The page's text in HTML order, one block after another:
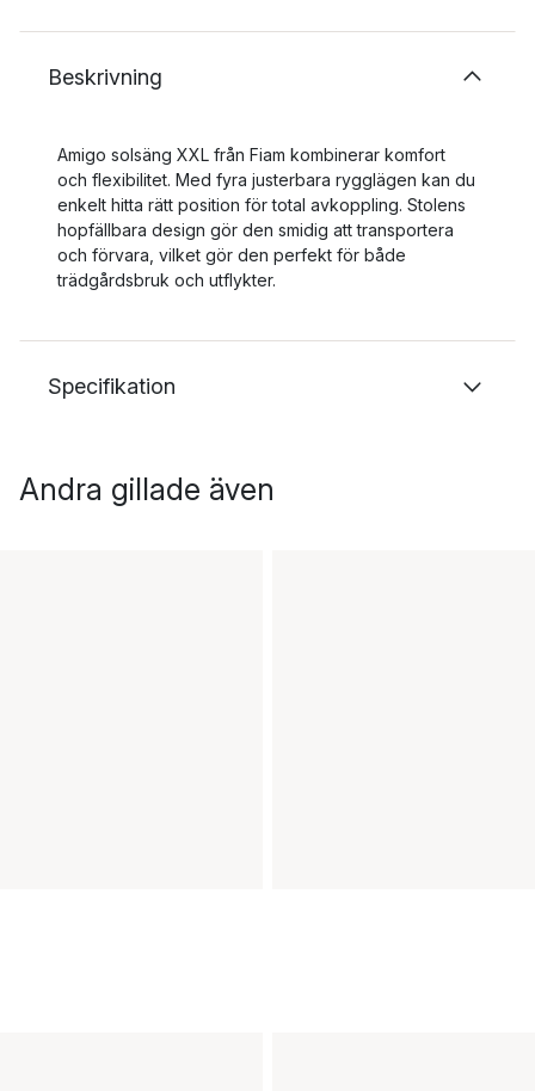
Beskrivning
Amigo solsäng XXL från Fiam kombinerar komfort
och flexibilitet. Med fyra justerbara rygglägen kan du
enkelt hitta rätt position för total avkoppling. Stolens
hopfällbara design gör den smidig att transportera
och förvara, vilket gör den perfekt för både
trädgårdsbruk och utflykter.
Specifikation
Andra gillade även